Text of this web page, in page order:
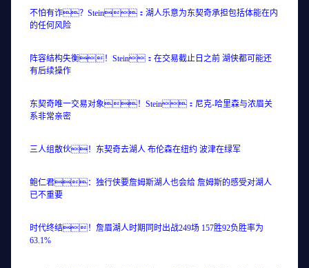
不怕有诈？Stein：湖人乐意为东契奇承担包括体能在内
的任何风险
阵容结构失衡！Stein：在交易截止日之前 湖侠都可能还
有后续操作
东契奇唯一交易对象！Stein：尼克-哈里森与浓眉关
系非常亲密
三人组散伙！东契奇去湖人 布伦森在纽约 波津在绿军
鲍仁君：独行侠要詹姆斯湖人也会给 詹姆斯的感受对湖人
已不重要
时代终结！詹眉湖人时期同时出战249场 157胜92负胜率为
63.1%